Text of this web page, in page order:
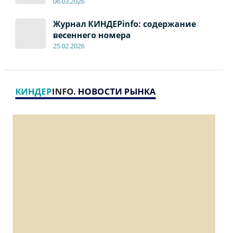
Журнал КИНДЕРinfo: содержание
весеннего номера
25.02.2026
КИНДЕРINFO. НОВОСТИ РЫНКА